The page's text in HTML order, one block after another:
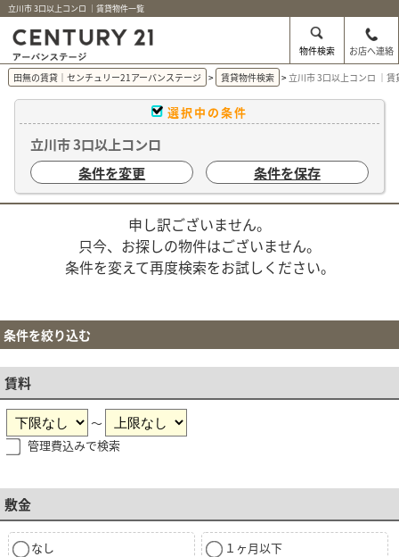
立川市 3口以上コンロ ｜賃貸物件一覧
物件検索
お店へ連絡
田無の賃貸｜センチュリー21アーバンステージ
賃貸物件検索 立川市 3口以上コンロ ｜賃
選択中の条件
立川市 3口以上コンロ
条件を変更
条件を保存
申し訳ございません。
只今、お探しの物件はございません。
条件を変えて再度検索をお試しください。
条件を絞り込む
賃料
～
管理費込みで検索
敷金
なし １ヶ月以下